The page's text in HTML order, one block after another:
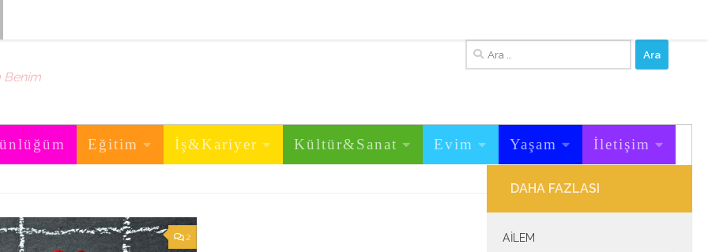
Benim
Arama:
Eğitim İş&Kariyer Kültür&Sanat Evim Yaşam İletişim
2
DAHA FAZLASI
AILEM